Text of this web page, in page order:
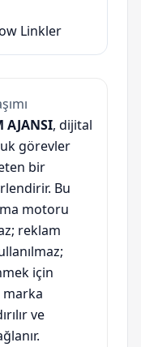
Linkler
AJANSI, dijital
görevler
bir
Bu
motoru
reklam
için
marka
ve